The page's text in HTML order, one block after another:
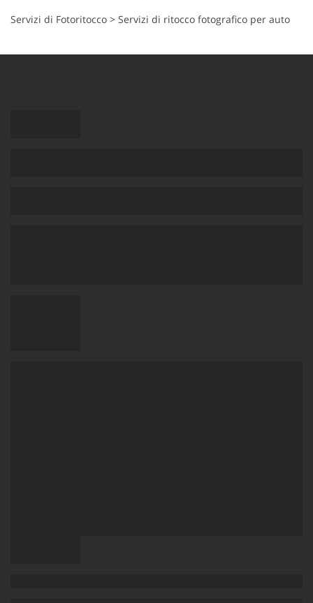
Servizi di Fotoritocco > Servizi di ritocco fotografico per auto